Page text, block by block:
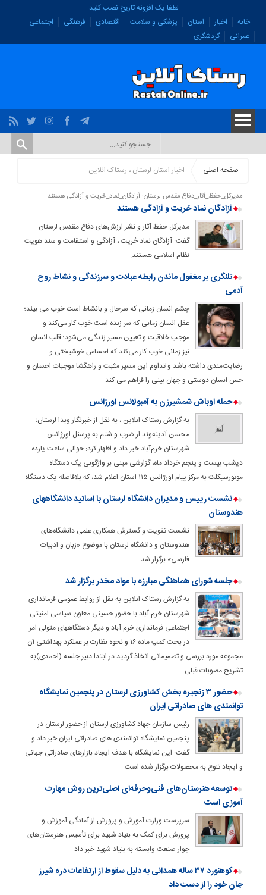
لطفا یک افزونه تاریخ نصب کنید.
خانه
اخبار استان پزشکی و سلامت اقتصادی فرهنگی
اجتماعی
عمرانی
گردشگری
صفحه اصلی اخبار استان لرستان ، رستاک انلاین
مدیرکل_حفظ_آثار_دفاع مقدس لرستان: آزادگان_نماد_حُریت و آزادگی هستند
آزادگان نماد حُریت و آزادگی هستند
مدیرکل حفظ آثار و نشر ارزش‌های دفاع مقدس لرستان
گفت: آزادگان نماد حُریت ، آزادگی و استقامت و سند هویت
نظام اسلامی هستند.
تلنگری بر مغفول ماندن رابطه عبادت و سرزندگی و نشاط روح
آدمی
چشم انسان زمانی که سرحال و بانشاط است خوب می بیند؛
عقل انسان زمانی که سر زنده است خوب کار می‌کند و
موجب خلاقیت و تعیین مسیر زندگی می‌شود؛ قلب انسان
نیز زمانی خوب کار می‌کند که احساس خوشبختی و
رضایت‌مندی داشته باشد و تداوم این مسیر مثبت و راهگشا موجبات احسان و
حس انسان دوستی و جهان بینی را فراهم می کند
حمله اوباش شمشیرزن به آمبولانس اورژانس
به گزارش رستاک انلاین ، به نقل از خبرنگار وبدا لرستان؛
محسن آدینه‌وند از ضرب و شتم به پرسنل اورژانس
شهرستان خرم‌آباد خبر داد و اظهار کرد: حوالی ساعت یازده
دیشب بیست و پنجم خرداد ماه، گزارشی مبنی بر واژگونی یک دستگاه
موتورسیکلت به مرکز پیام اورژانس ۱۱۵ استان اعلام شد، که بلافاصله یک دستگاه
نشست رییس و مدیران دانشگاه لرستان با اساتید دانشگاههای
هندوستان
نشست تقویت و گسترش همکاری‌ علمی دانشگاه‌های
هندوستان و دانشگاه لرستان با موضوع «زبان و ادبیات
فارسی» برگزار شد
جلسه شورای هماهنگی مبارزه با مواد مخدر برگزار شد
به گزارش رستاک انلاین به نقل از روابط عمومی فرمانداری
شهرستان خرم آباد با حضور حسینی معاون سیاسی امنیتی
اجتماعی فرمانداری خرم آباد و دیگر دستگاههای متولی امر
در بحث کمپ ماده ۱۶ و نحوه نظارت بر عملکرد بهداشتی آن
مجموعه مورد بررسی و تصمیماتی اتخاذ گردید در ابتدا دبیر جلسه (احمدی)به
تشریح مصوبات قبلی
حضور ۳ زنجیره بخش کشاورزی لرستان در پنجمین نمایشگاه
توانمندی های صادراتی ایران
رئیس سازمان جهاد کشاورزی لرستان از حضور لرستان در
پنجمین نمایشگاه توانمندی های صادراتی ایران خبر داد و
گفت: این نمایشگاه با هدف ایجاد بازارهای صادراتی جهانی
و ایجاد تنوع به محصولات برگزار شده است
توسعه هنرستان‌های فنی‌وحرفه‌ای اصلی‌ترین روش مهارت
آموزی است
سرپرست وزارت آموزش و پرورش از آمادگی آموزش و
پرورش برای کمک به بنیاد شهید برای تأسیس هنرستان‌های
جوار صنعت وابسته به بنیاد شهید خبر داد
کوهنورد ۳۷ ساله همدانی به دلیل سقوط از ارتفاعات دره شیرز
جان خود را از دست داد